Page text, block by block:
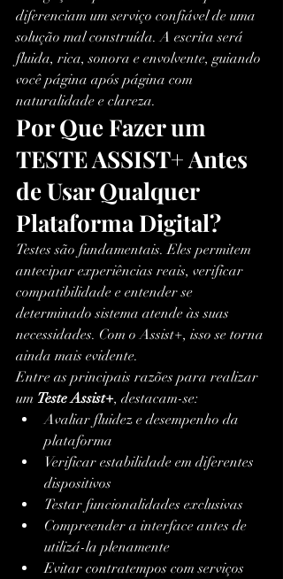
diferenciam um serviço confiável de uma
solução mal construída. A escrita será
fluida, rica, sonora e envolvente, guiando
você página após página com
naturalidade e clareza.
Por Que Fazer um
TESTE ASSIST+ Antes
de Usar Qualquer
Plataforma Digital?
Testes são fundamentais. Eles permitem
antecipar experiências reais, verificar
compatibilidade e entender se
determinado sistema atende às suas
necessidades. Com o Assist+, isso se torna
ainda mais evidente.
Entre as principais razões para realizar
um Teste Assist+, destacam-se:
Avaliar fluidez e desempenho da
plataforma
Verificar estabilidade em diferentes
dispositivos
Testar funcionalidades exclusivas
Compreender a interface antes de
utilizá-la plenamente
Evitar contratempos com serviços